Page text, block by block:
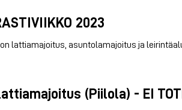
2023
lattiamajoitus, asuntolamajoitus ja
(Piilola) - EI